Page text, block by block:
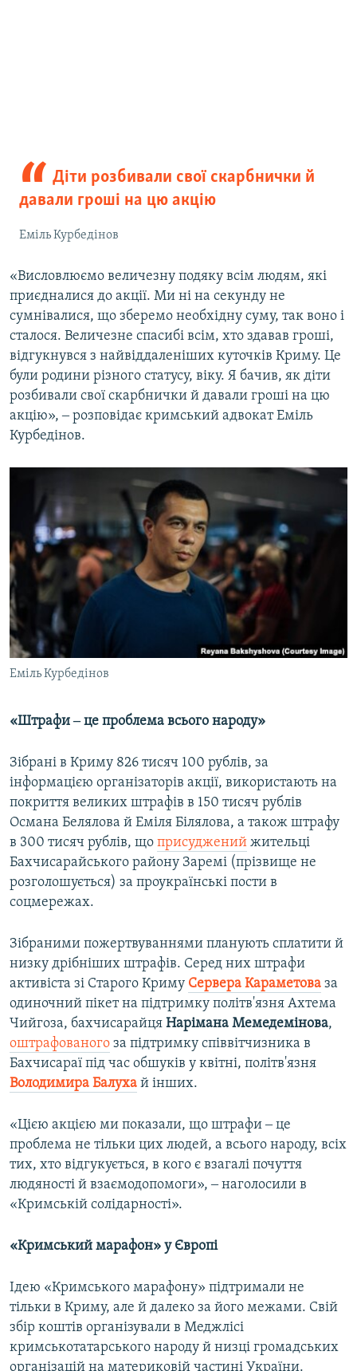
Діти розбивали свої скарбнички й
давали гроші на цю акцію
Еміль Курбедінов
«Висловлюємо величезну подяку всім людям, які
приєдналися до акції. Ми ні на секунду не
сумнівалися, що зберемо необхідну суму, так воно і
сталося. Величезне спасибі всім, хто здавав гроші,
відгукнувся з найвіддаленіших куточків Криму. Це
були родини різного статусу, віку. Я бачив, як діти
розбивали свої скарбнички й давали гроші на цю
акцію», ‒ розповідає кримський адвокат Еміль
Курбедінов.
Еміль Курбедінов
«Штрафи ‒ це проблема всього народу»
Зібрані в Криму 826 тисяч 100 рублів, за
інформацією організаторів акції, використають на
покриття великих штрафів в 150 тисяч рублів
Османа Белялова й Еміля Білялова, а також штрафу
в 300 тисяч рублів, що присуджений жительці
Бахчисарайського району Заремі (прізвище не
розголошується) за проукраїнські пости в
соцмережах.
Зібраними пожертвуваннями планують сплатити й
низку дрібніших штрафів. Серед них штрафи
активіста зі Старого Криму Сервера Караметова за
одиночний пікет на підтримку політв'язня Ахтема
Чийгоза, бахчисарайця Нарімана Мемедемінова,
оштрафованого за підтримку співвітчизника в
Бахчисараї під час обшуків у квітні, політв'язня
Володимира Балуха й інших.
«Цією акцією ми показали, що штрафи ‒ це
проблема не тільки цих людей, а всього народу, всіх
тих, хто відгукується, в кого є взагалі почуття
людяності й взаємодопомоги», ‒ наголосили в
«Кримській солідарності».
«Кримський марафон» у Європі
Ідею «Кримського марафону» підтримали не
тільки в Криму, але й далеко за його межами. Свій
збір коштів організували в Меджлісі
кримськотатарського народу й низці громадських
організацій на материковій частині України.